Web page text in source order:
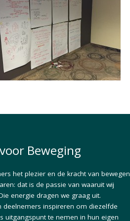
Beweging
het plezier en de kracht van bewegen
dat is de passie van waaruit wij
energie dragen we graag uit.
deelnemers inspireren om diezelfde
uitgangspunt te nemen in hun eigen